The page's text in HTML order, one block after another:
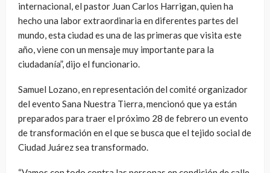
internacional, el pastor Juan Carlos Harrigan, quien ha
hecho una labor extraordinaria en diferentes partes del
mundo, esta ciudad es una de las primeras que visita este
año, viene con un mensaje muy importante para la
ciudadanía”, dijo el funcionario.
Samuel Lozano, en representación del comité organizador
del evento Sana Nuestra Tierra, mencionó que ya están
preparados para traer el próximo 28 de febrero un evento
de transformación en el que se busca que el tejido social de
Ciudad Juárez sea transformado.